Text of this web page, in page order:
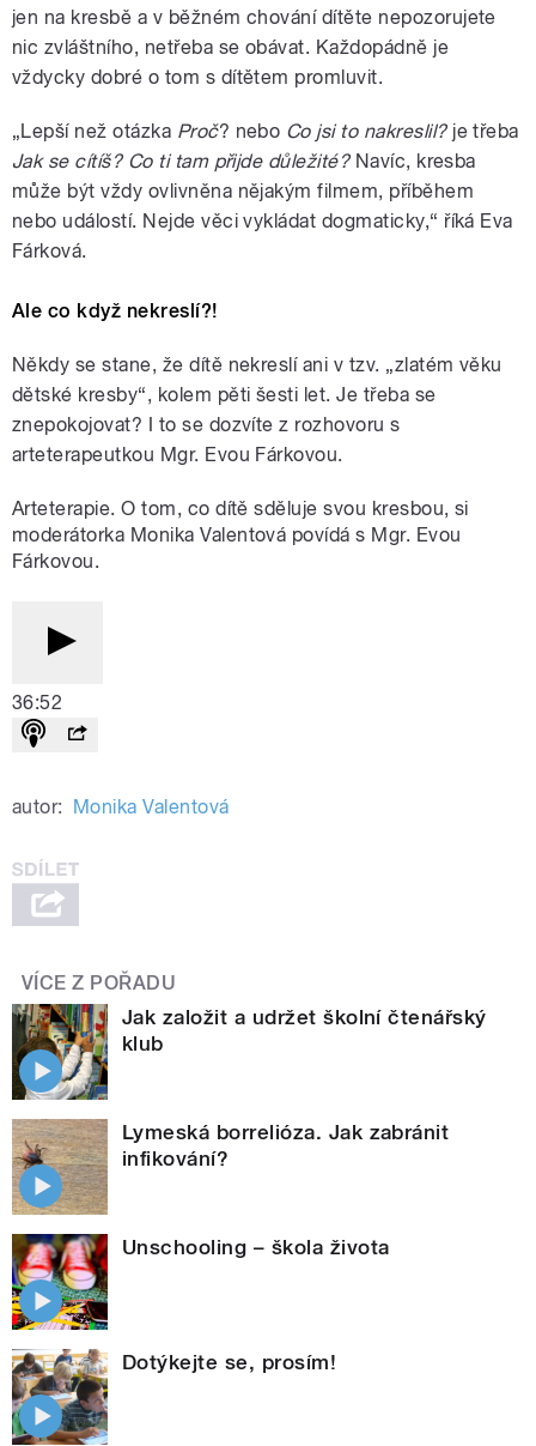
jen na kresbě a v běžném chování dítěte nepozorujete
nic zvláštního, netřeba se obávat. Každopádně je
vždycky dobré o tom s dítětem promluvit.
„Lepší než otázka Proč? nebo Co jsi to nakreslil?je třeba
Jak se cítíš? Co ti tam přijde důležité?Navíc, kresba
může být vždy ovlivněna nějakým filmem, příběhem
nebo událostí. Nejde věci vykládat dogmaticky,“ říká Eva
Fárková.
Ale co když nekreslí?!
Někdy se stane, že dítě nekreslí ani v tzv. „zlatém věku
dětské kresby“, kolem pěti šesti let. Je třeba se
znepokojovat? I to se dozvíte z rozhovoru s
arteterapeutkou Mgr. Evou Fárkovou.
Arteterapie. O tom, co dítě sděluje svou kresbou, si
moderátorka Monika Valentová povídá s Mgr. Evou
Fárkovou.
36:52
autor: Monika Valentová
VÍCE Z POŘADU
Jak založit a udržet školní čtenářský
klub
Lymeská borrelióza. Jak zabránit
infikování?
Unschooling – škola života
Dotýkejte se, prosím!